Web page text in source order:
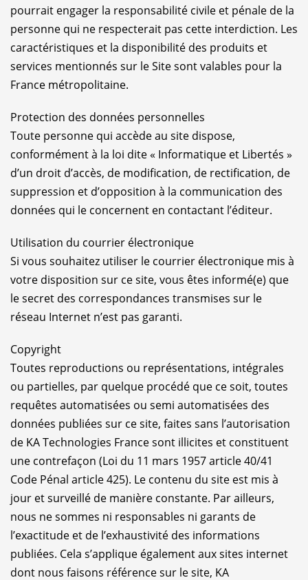
pourrait engager la responsabilité civile et pénale de la
personne qui ne respecterait pas cette interdiction. Les
caractéristiques et la disponibilité des produits et
services mentionnés sur le Site sont valables pour la
France métropolitaine.
Protection des données personnelles
Toute personne qui accède au site dispose,
conformément à la loi dite « Informatique et Libertés »
d’un droit d’accès, de modification, de rectification, de
suppression et d’opposition à la communication des
données qui le concernent en contactant l’éditeur.
Utilisation du courrier électronique
Si vous souhaitez utiliser le courrier électronique mis à
votre disposition sur ce site, vous êtes informé(e) que
le secret des correspondances transmises sur le
réseau Internet n’est pas garanti.
Copyright
Toutes reproductions ou représentations, intégrales
ou partielles, par quelque procédé que ce soit, toutes
requêtes automatisées ou semi automatisées des
données publiées sur ce site, faites sans l’autorisation
de KA Technologies France sont illicites et constituent
une contrefaçon (Loi du 11 mars 1957 article 40/41
Code Pénal article 425). Le contenu du site est mis à
jour et surveillé de manière constante. Par ailleurs,
nous ne sommes ni responsables ni garants de
l’exactitude et de l’exhaustivité des informations
publiées. Cela s’applique également aux sites internet
dont nous faisons référence sur le site, KA